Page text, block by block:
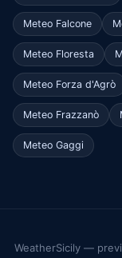
Meteo Falcone
Meteo Floresta
Meteo Forza d'Agrò
Meteo Frazzanò
Meteo Gaggi
WeatherSicily —